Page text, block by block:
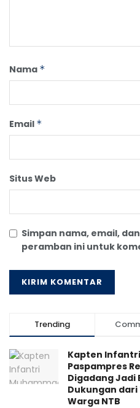
Nama *
Email *
Situs Web
Simpan nama, email,
peramban ini untuk
Trending
Kapten
Paspampres
Digadang Jadi
Dukungan dari
Warga NTB